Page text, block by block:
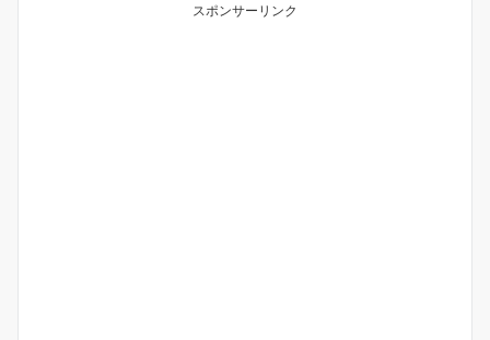
スポンサーリンク